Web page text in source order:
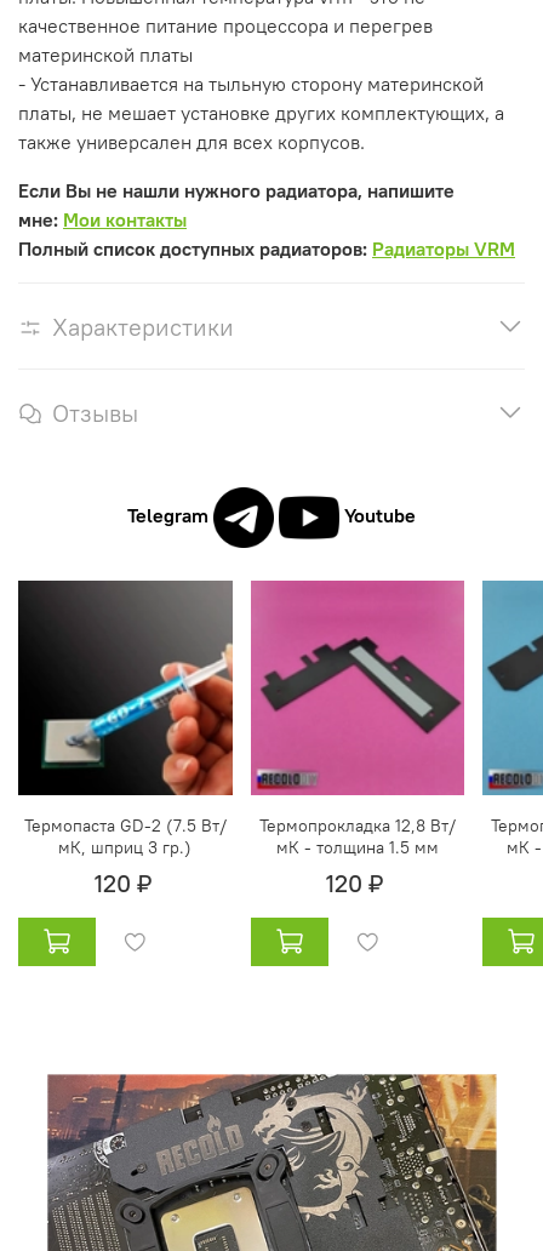
качественное питание процессора и перегрев
материнской платы
- Устанавливается на тыльную сторону материнской
платы, не мешает установке других комплектующих, а
также универсален для всех корпусов.
Если Вы не нашли нужного радиатора, напишите
мне: Мои контакты
Полный список доступных радиаторов: Радиаторы VRM
Характеристики
Отзывы
Telegram Youtube
Термопаста GD-2 (7.5 Вт/
мК, шприц 3 гр.)
120 ₽
Термопрокладка 12,8 Вт/
мК - толщина 1.5 мм
120 ₽
мК